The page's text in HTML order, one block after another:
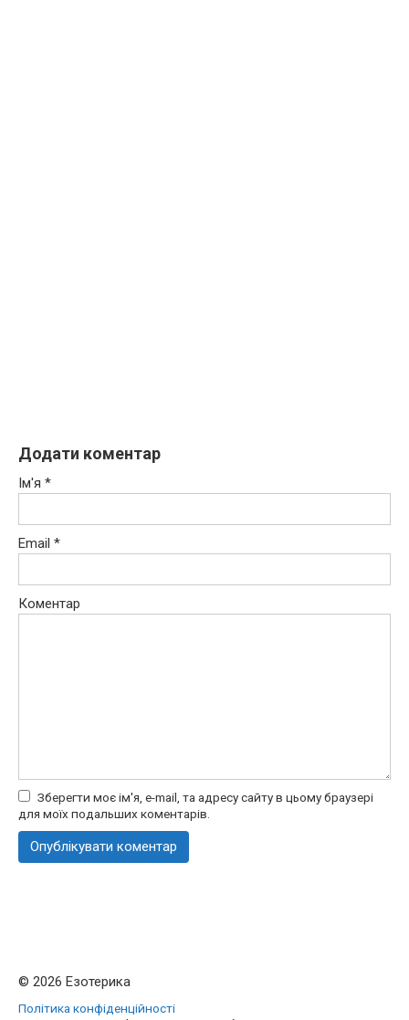
Додати коментар
Ім'я *
Email *
Коментар
Зберегти моє ім'я, e-mail, та адресу сайту в цьому браузері
для моїх подальших коментарів.
© 2026 Езотерика
Політика конфіденційності